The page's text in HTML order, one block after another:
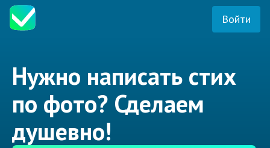
Войти
Нужно написать стих
по фото? Сделаем
душевно!